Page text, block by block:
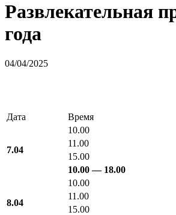
Развлекательная
года
04/04/2025
Дата Время
7.04
10.00
11.00
15.00
10.00 — 18.00
8.04
10.00
11.00
15.00